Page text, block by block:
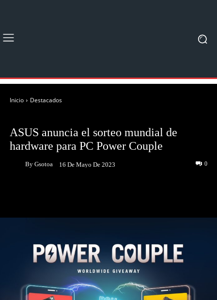
Inicio Destacados
ASUS anuncia el sorteo mundial de
hardware para PC Power Couple
By Gsotoa 16 De Mayo De 2023 0